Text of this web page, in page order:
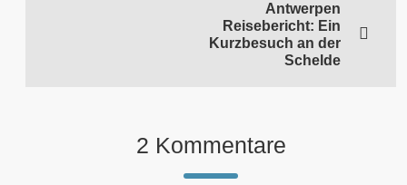
Antwerpen
Reisebericht: Ein
Kurzbesuch an der
Schelde
2 Kommentare